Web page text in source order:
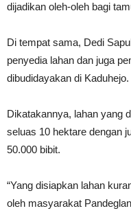
dijadikan oleh-oleh bagi
Di tempat sama, Dedi
penyedia lahan dan juga
dibudidayakan di Kaduhejo.
Dikatakannya, lahan yang
seluas 10 hektare dengan
50.000 bibit.
“Yang disiapkan lahan
oleh masyarakat